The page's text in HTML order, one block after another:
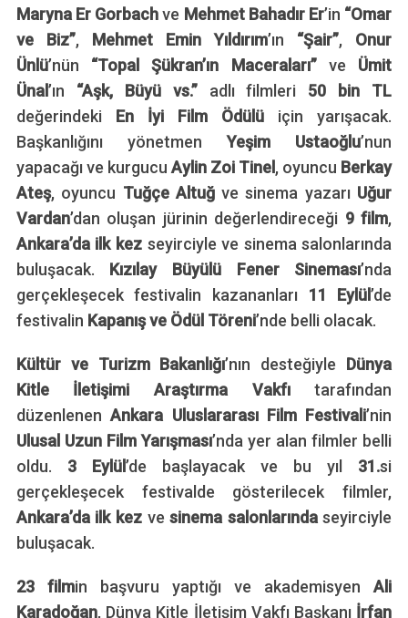
Maryna Er Gorbachve Mehmet Bahadır Er’in “Omar
ve Biz”, Mehmet Emin Yıldırım’ın “Şair”, Onur
Ünlü’nün “Topal Şükran’ın Maceraları”ve Ümit
Ünal’ın “Aşk, Büyü vs.”adlı filmleri 50 bin TL
değerindeki En İyi Film Ödülü için yarışacak.
Başkanlığını yönetmenYeşim Ustaoğlu’nun
yapacağı ve kurgucuAylin Zoi Tinel , oyuncu Berkay
Ateş, oyuncu Tuğçe Altuğve sinema yazarı Uğur
Vardan’dan oluşan jürinin değerlendireceği 9 film,
Ankara’da ilk kez seyirciyle ve sinema salonlarında
buluşacak. Kızılay Büyülü Fener Sineması’nda
gerçekleşecek festivalin kazananları 11 Eylül’de
festivalin Kapanış ve Ödül Töreni’nde belli olacak.
Kültür ve Turizm Bakanlığı’nın desteğiyle Dünya
Kitle İletişimi Araştırma Vakfıtarafından
düzenlenenAnkara Uluslararası Film Festivali’nin
Ulusal Uzun Film Yarışması’nda yer alan filmler belli
oldu. 3 Eylül’de başlayacak ve bu yıl 31.si
gerçekleşecek festivalde gösterilecek filmler,
Ankara’da ilk kez ve sinema salonlarındaseyirciyle
buluşacak.
23 filmin başvuru yaptığı ve akademisyenAli
Karadoğan, Dünya Kitle İletişim Vakfı Başkanı İrfan